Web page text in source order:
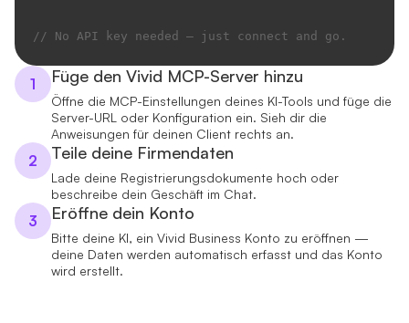
// No API key needed — just connect and go.
1 Füge den Vivid MCP-Server hinzu
Öffne die MCP-Einstellungen deines KI-Tools und füge die
Server-URL oder Konfiguration ein. Sieh dir die
Anweisungen für deinen Client rechts an.
2 Teile deine Firmendaten
Lade deine Registrierungsdokumente hoch oder
beschreibe dein Geschäft im Chat.
3 Eröffne dein Konto
Bitte deine KI, ein Vivid Business Konto zu eröffnen —
deine Daten werden automatisch erfasst und das Konto
wird erstellt.